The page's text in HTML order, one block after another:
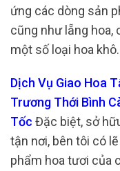
ứng các dòng sản
cũng như lẵng hoa,
một số loại hoa khô.
Dịch Vụ Giao Hoa
Trương Thới Bình
Tốc Đặc biệt, sở
tận nơi, bên tôi có
phẩm hoa tươi của